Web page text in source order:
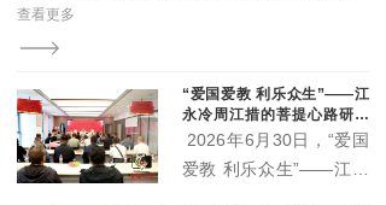
次跨界蜕变：放弃法学专业的安稳路径，深耕藏地非遗
服饰创新，打造囊萨本土民族品牌，用心走好传统活
查看更多
“爱国爱教 利乐众生”——江
永冷周江措的菩提心路研讨
会在西宁举行 两部新作正式
2026年6月30日，“爱国
爱教 利乐众生”——江永